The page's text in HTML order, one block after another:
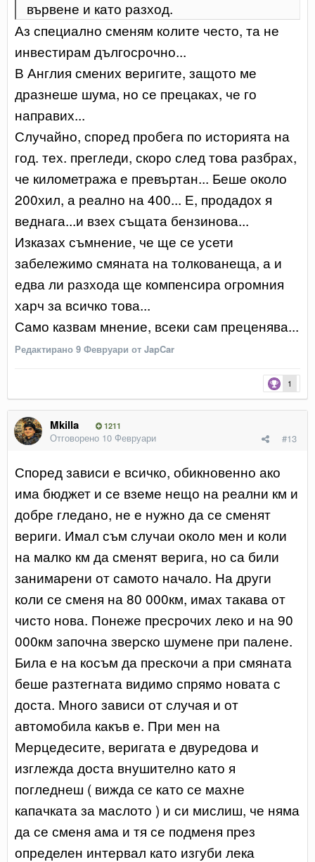
вървене и като разход.
Аз специално сменям колите често, та не
инвестирам дългосрочно...
В Англия смених веригите, защото ме
дразнеше шума, но се прецаках, че го
направих...
Случайно, според пробега по историята на
год. тех. прегледи, скоро след това разбрах,
че километража е превъртан... Беше около
200хил, а реално на 400... Е, продадох я
веднага...и взех същата бензинова...
Изказах съмнение, че ще се усети
забележимо смяната на толкованеща, а и
едва ли разхода ще компенсира огромния
харч за всичко това...
Само казвам мнение, всеки сам преценява...
Редактирано 9 Февруари от JapCar
1
Mkilla 1211
#13
Отговорено 10 Февруари
Според зависи е всичко, обикновенно ако
има бюджет и се вземе нещо на реални км и
добре гледано, не е нужно да се сменят
вериги. Имал съм случаи около мен и коли
на малко км да сменят верига, но са били
занимарени от самото начало. На други
коли се сменя на 80 000км, имах такава от
чисто нова. Понеже пресрочих леко и на 90
000км започна зверско шумене при палене.
Била е на косъм да прескочи а при смяната
беше разтегната видимо спрямо новата с
доста. Много зависи от случая и от
автомобила какъв е. При мен на
Мерцедесите, веригата е двуредова и
изглежда доста внушително като я
погледнеш ( вижда се като се махне
капачката за маслото ) и си мислиш, че няма
да се сменя ама и тя се подменя през
определен интервал като изгуби лека